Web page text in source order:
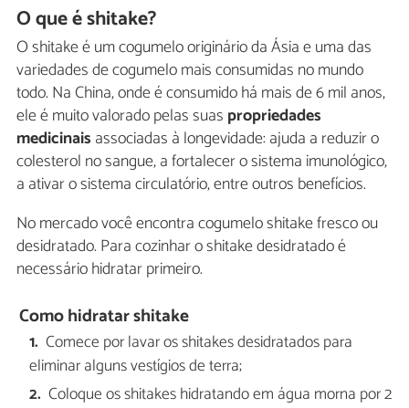
O que é shitake?
O shitake é um cogumelo originário da Ásia e uma das
variedades de cogumelo mais consumidas no mundo
todo. Na China, onde é consumido há mais de 6 mil anos,
ele é muito valorado pelas suas propriedades
medicinais associadas à longevidade: ajuda a reduzir o
colesterol no sangue, a fortalecer o sistema imunológico,
a ativar o sistema circulatório, entre outros benefícios.
No mercado você encontra cogumelo shitake fresco ou
desidratado. Para cozinhar o shitake desidratado é
necessário hidratar primeiro.
Como hidratar shitake
Comece por lavar os shitakes desidratados para
eliminar alguns vestígios de terra;
Coloque os shitakes hidratando em água morna por 2